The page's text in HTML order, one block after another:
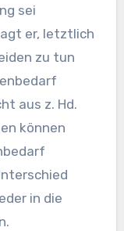
sei
er, letztlich
zu tun
aus z. Hd.
können
in die